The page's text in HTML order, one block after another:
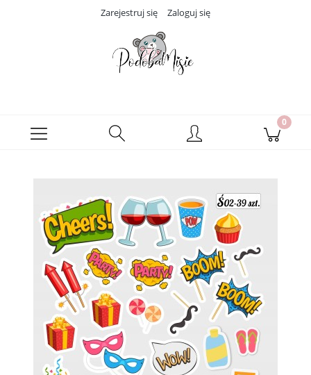
Zarejestruj się Zaloguj się